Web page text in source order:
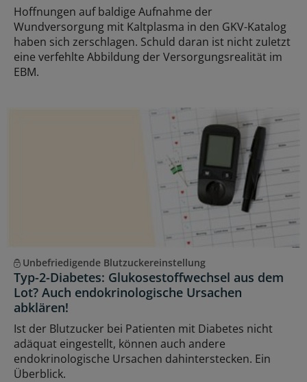
Hoffnungen auf baldige Aufnahme der
Wundversorgung mit Kaltplasma in den GKV-Katalog
haben sich zerschlagen. Schuld daran ist nicht zuletzt
eine verfehlte Abbildung der Versorgungsrealität im
EBM.
Unbefriedigende Blutzuckereinstellung
Typ-2-Diabetes: Glukosestoffwechsel aus dem
Lot? Auch endokrinologische Ursachen
abklären!
Ist der Blutzucker bei Patienten mit Diabetes nicht
adäquat eingestellt, können auch andere
endokrinologische Ursachen dahinterstecken. Ein
Überblick.